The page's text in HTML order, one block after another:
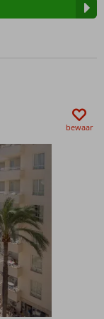
bewaar